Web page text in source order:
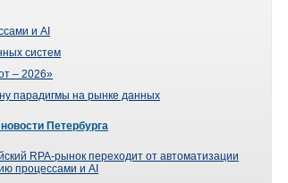
и AI
систем
– 2026»
парадигмы на рынке данных
Петербурга
RPA-рынок переходит от автоматизации
процессами и AI